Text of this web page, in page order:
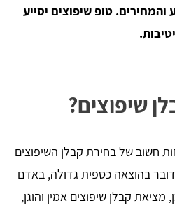
טופ שיפוצים יסייע
שיפוצים?
חשוב של בחירת קבלן השיפוצים
בהוצאה כספית גדולה, באדם
קבלן שיפוצים אמין והוגן,